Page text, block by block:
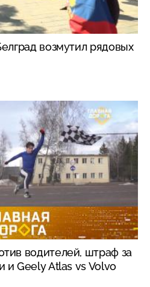
возмутил рядовых
водителей, штраф за
и Geely Atlas vs Volvo